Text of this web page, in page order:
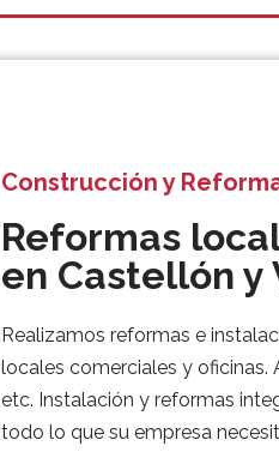
Construcción y
Reformas
en Castellón y
Realizamos reformas e
locales comerciales y oficinas.
etc. Instalación y reformas
todo lo que su empresa